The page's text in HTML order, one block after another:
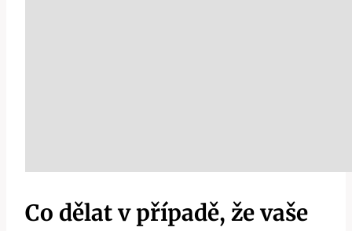
Co dělat v případě, že vaše